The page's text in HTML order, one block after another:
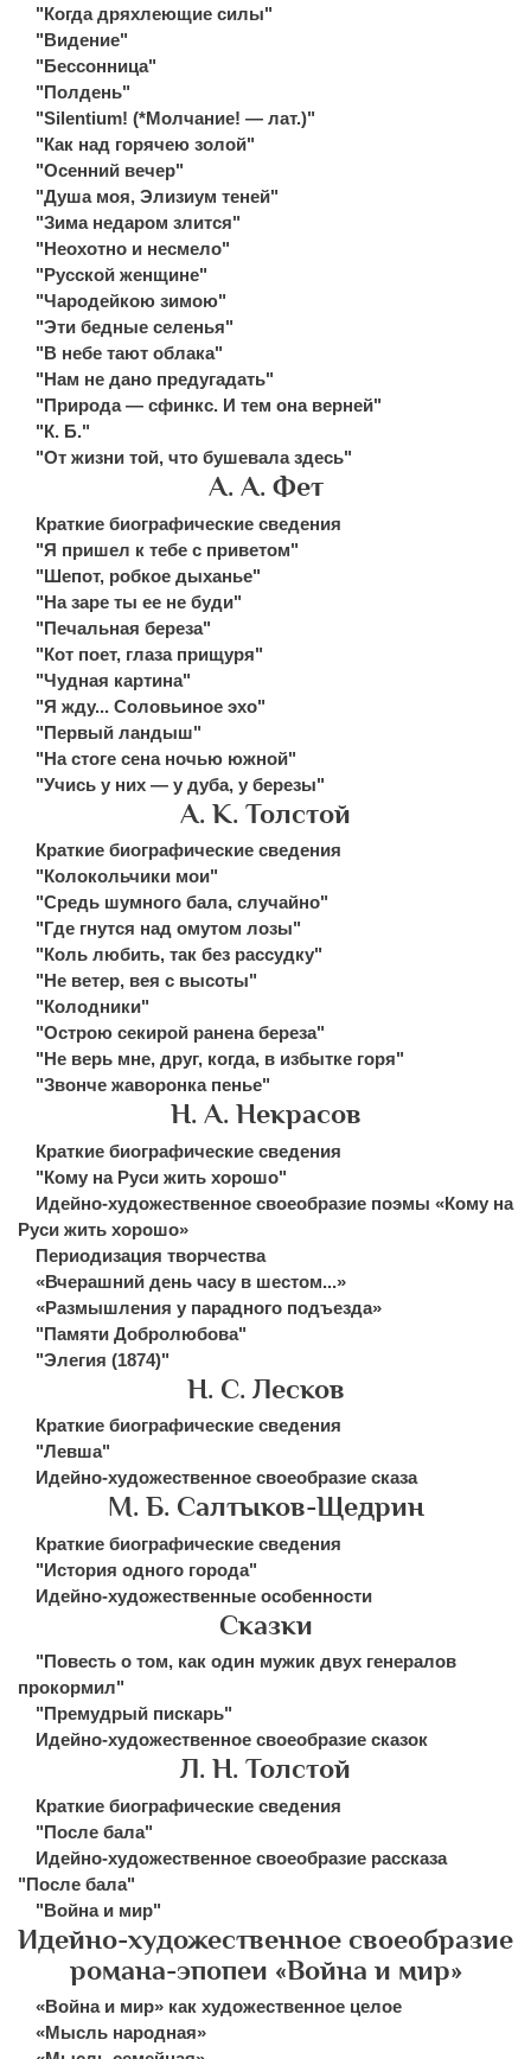
"Когда дряхлеющие силы"
"Видение"
"Бессонница"
"Полдень"
"Silentium! (*Молчание! — лат.)"
"Как над горячею золой"
"Осенний вечер"
"Душа моя, Элизиум теней"
"Зима недаром злится"
"Неохотно и несмело"
"Русской женщине"
"Чародейкою зимою"
"Эти бедные селенья"
"В небе тают облака"
"Нам не дано предугадать"
"Природа — сфинкс. И тем она верней"
"К. Б."
"От жизни той, что бушевала здесь"
А. А. Фет
Краткие биографические сведения
"Я пришел к тебе с приветом"
"Шепот, робкое дыханье"
"На заре ты ее не буди"
"Печальная береза"
"Кот поет, глаза прищуря"
"Чудная картина"
"Я жду... Соловьиное эхо"
"Первый ландыш"
"На стоге сена ночью южной"
"Учись у них — у дуба, у березы"
А. К. Толстой
Краткие биографические сведения
"Колокольчики мои"
"Средь шумного бала, случайно"
"Где гнутся над омутом лозы"
"Коль любить, так без рассудку"
"Не ветер, вея с высоты"
"Колодники"
"Острою секирой ранена береза"
"Не верь мне, друг, когда, в избытке горя"
"Звонче жаворонка пенье"
Н. А. Некрасов
Краткие биографические сведения
"Кому на Руси жить хорошо"
Идейно-художественное своеобразие поэмы «Кому на
Руси жить хорошо»
Периодизация творчества
«Вчерашний день часу в шестом...»
«Размышления у парадного подъезда»
"Памяти Добролюбова"
"Элегия (1874)"
Н. С. Лесков
Краткие биографические сведения
"Левша"
Идейно-художественное своеобразие сказа
М. Б. Салтыков-Щедрин
Краткие биографические сведения
"История одного города"
Идейно-художественные особенности
Сказки
"Повесть о том, как один мужик двух генералов
прокормил"
"Премудрый пискарь"
Идейно-художественное своеобразие сказок
Л. Н. Толстой
Краткие биографические сведения
"После бала"
Идейно-художественное своеобразие рассказа
"После бала"
"Война и мир"
Идейно-художественное своеобразие
романа-эпопеи «Война и мир»
«Война и мир» как художественное целое
«Мысль народная»